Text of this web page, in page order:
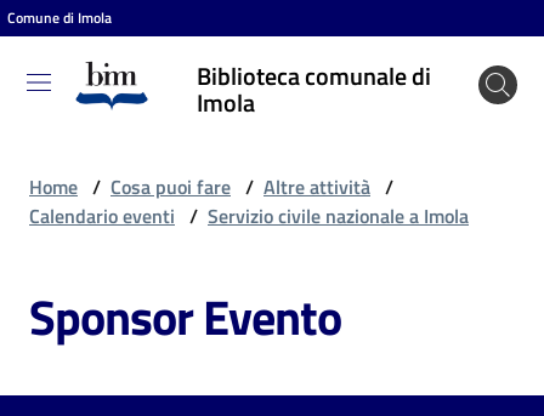
Vai al contenuto
Vai alla navigazione
Vai al footer
Comune di Imola
Biblioteca comunale di
Imola
Biblioteca
comunale
puoi
Home / Cosa puoi fare / Altre attività /
Calendario eventi / Servizio civile nazionale a Imola
Sponsor Evento